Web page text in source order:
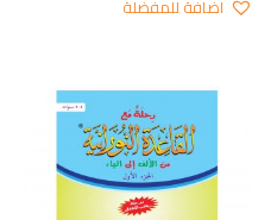
الأشكال
المنتج.
الخيارات
اضافة للمفضلة